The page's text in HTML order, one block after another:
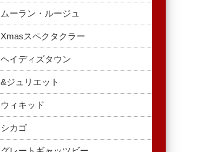
ムーラン・ルージュ
Xmasスペクタクラー
ヘイディズタウン
&ジュリエット
ウィキッド
シカゴ